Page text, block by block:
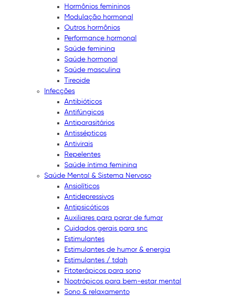
Hormônios femininos
Modulação hormonal
Outros hormônios
Performance hormonal
Saúde feminina
Saúde hormonal
Saúde masculina
Tireoide
Infecções
Antibióticos
Antifúngicos
Antiparasitários
Antissépticos
Antivirais
Repelentes
Saúde íntima feminina
Saúde Mental & Sistema Nervoso
Ansiolíticos
Antidepressivos
Antipsicóticos
Auxiliares para parar de fumar
Cuidados gerais para snc
Estimulantes
Estimulantes de humor & energia
Estimulantes / tdah
Fitoterápicos para sono
Nootrópicos para bem-estar mental
Sono & relaxamento